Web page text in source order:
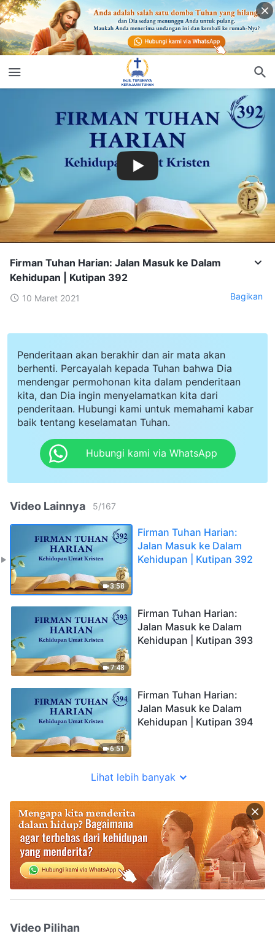
Firman Tuhan Harian: Jalan Masuk ke Dalam
Kehidupan | Kutipan 392
10 Maret 2021 Bagikan
Penderitaan akan berakhir dan air mata akan
berhenti. Percayalah kepada Tuhan bahwa Dia
mendengar permohonan kita dalam penderitaan
kita, dan Dia ingin menyelamatkan kita dari
penderitaan. Hubungi kami untuk memahami kabar
baik tentang keselamatan Tuhan.
Hubungi kami via WhatsApp
Video Lainnya 5/167
3:58
Firman Tuhan Harian:
Jalan Masuk ke Dalam
Kehidupan | Kutipan 392
7:48
Firman Tuhan Harian:
Jalan Masuk ke Dalam
Kehidupan | Kutipan 393
6:51
Firman Tuhan Harian:
Jalan Masuk ke Dalam
Kehidupan | Kutipan 394
Lihat lebih banyak
Video Pilihan